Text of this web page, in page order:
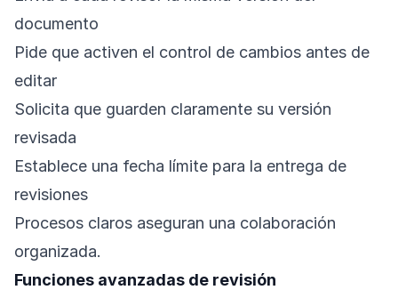
documento
Pide que activen el control de cambios antes de
editar
Solicita que guarden claramente su versión
revisada
Establece una fecha límite para la entrega de
revisiones
Procesos claros aseguran una colaboración
organizada.
Funciones avanzadas de revisión